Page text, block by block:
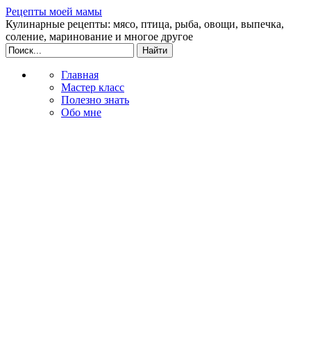
Рецепты моей мамы
Кулинарные рецепты: мясо, птица, рыба, овощи, выпечка,
соление, маринование и многое другое
Главная
Мастер класс
Полезно знать
Обо мне